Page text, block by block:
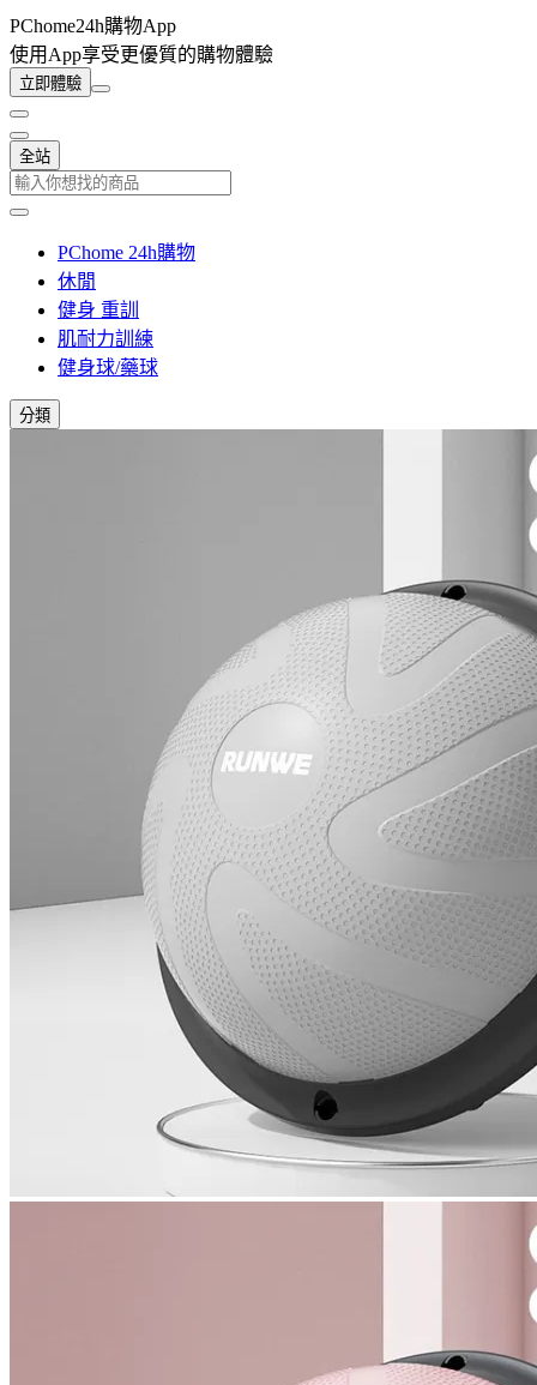
PChome24h購物App
使用App享受更優質的購物體驗
立即體驗
全站
PChome 24h購物
休閒
健身 重訓
肌耐力訓練
健身球/藥球
分類